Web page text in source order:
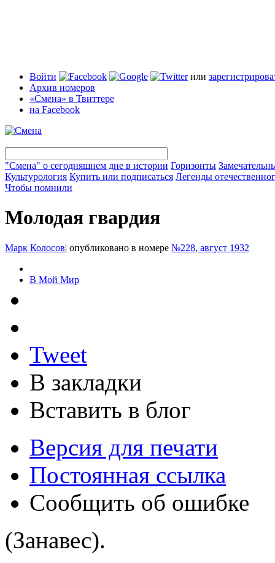
Войти или
Архив номеров
«Смена» в Твиттере
на Facebook
"Смена" о сегодняшнем дне в истории Горизонты
Культурология Купить или подписаться Легенды
Чтобы помнили
Молодая гвардия
Марк Колосов| опубликовано в номере №228, август 1932
В Мой Мир
Tweet
В закладки
Вставить в блог
Версия для печати
Постоянная ссылка
Сообщить об ошибке
(Занавес).